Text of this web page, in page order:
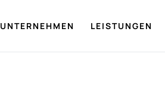
UNTERNEHMEN LEISTUNGEN